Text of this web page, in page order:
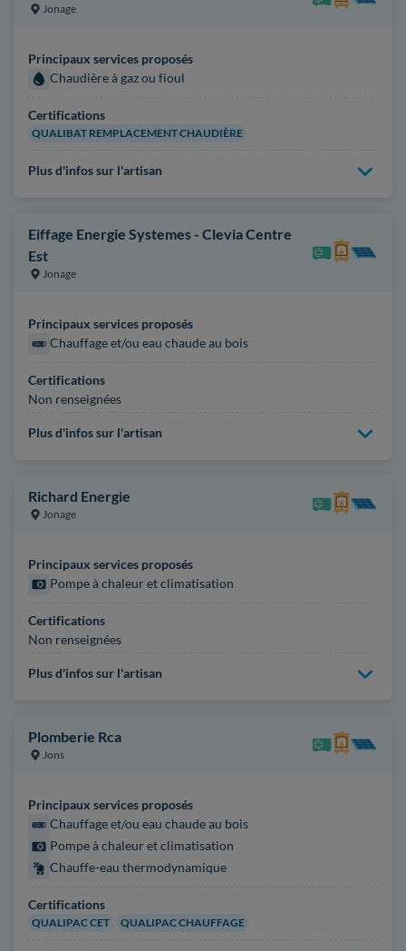
Jonage
Principaux services proposés
Chaudière à gaz ou fioul
Certifications
QUALIBAT REMPLACEMENT CHAUDIÈRE
Plus d'infos sur l'artisan
Eiffage Energie Systemes - Clevia Centre
Est
Jonage
Principaux services proposés
Chauffage et/ou eau chaude au bois
Certifications
Non renseignées
Plus d'infos sur l'artisan
Richard Energie
Jonage
Principaux services proposés
Pompe à chaleur et climatisation
Certifications
Non renseignées
Plus d'infos sur l'artisan
Plomberie Rca
Jons
Principaux services proposés
Chauffage et/ou eau chaude au bois
Pompe à chaleur et climatisation
Chauffe-eau thermodynamique
Certifications
QUALIPAC CET QUALIPAC CHAUFFAGE